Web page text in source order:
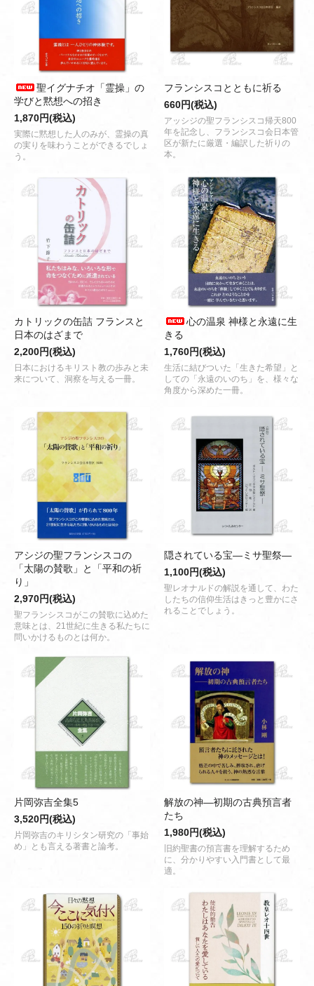
聖イグナチオ「霊操」の
学びと黙想への招き
1,870円(税込)
実際に黙想した人のみが、霊操の真
の実りを味わうことができるでしょ
う。
フランシスコとともに祈る
660円(税込)
アッシジの聖フランシスコ帰天800
年を記念し、フランシスコ会日本管
区が新たに厳選・編訳した祈りの
本。
カトリックの缶詰 フランスと
日本のはざまで
2,200円(税込)
日本におけるキリスト教の歩みと未
来について、洞察を与える一冊。
心の温泉 神様と永遠に生
きる
1,760円(税込)
生活に結びついた「生きた希望」と
しての「永遠のいのち」を、様々な
角度から深めた一冊。
アシジの聖フランシスコの
「太陽の賛歌」と「平和の祈
り」
2,970円(税込)
聖フランシスコがこの賛歌に込めた
意味とは、21世紀に生きる私たちに
問いかけるものとは何か。
隠されている宝―ミサ聖祭―
1,100円(税込)
聖レオナルドの解説を通して、わた
したちの信仰生活はきっと豊かにさ
れることでしょう。
片岡弥吉全集5
3,520円(税込)
片岡弥吉のキリシタン研究の「事始
め」とも言える著書と論考。
解放の神―初期の古典預言者
たち
1,980円(税込)
旧約聖書の預言書を理解するため
に、分かりやすい入門書として最
適。